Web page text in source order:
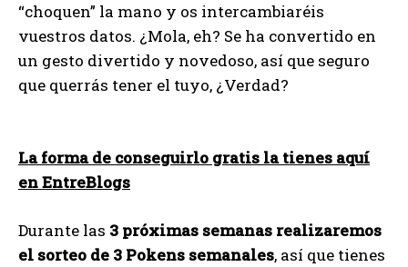
“choquen” la mano y os intercambiaréis
vuestros datos. ¿Mola, eh? Se ha convertido en
un gesto divertido y novedoso, así que seguro
que querrás tener el tuyo, ¿Verdad?
La forma de conseguirlo gratis la tienes aquí
en EntreBlogs
Durante las 3 próximas semanas realizaremos
el sorteo de 3 Pokens semanales, así que tienes